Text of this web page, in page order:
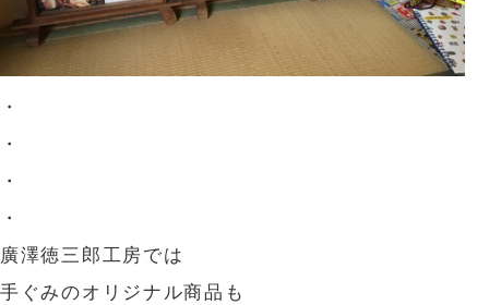
・
・
・
・
廣澤徳三郎工房では
手ぐみのオリジナル商品も